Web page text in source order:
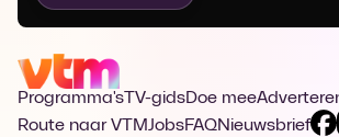
Programma's TV-gidsDoe mee
Route naar VTMJobsFAQNieuwsbrief